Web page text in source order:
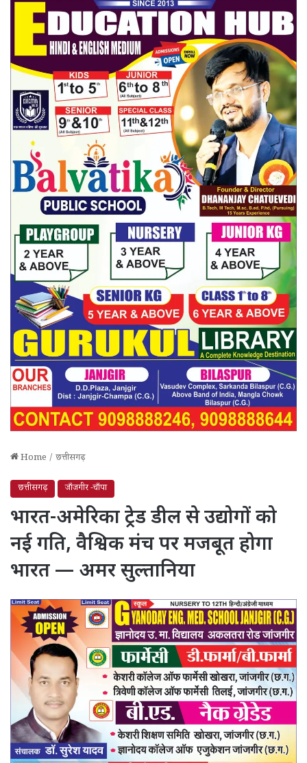
Home / छत्तीसगढ़
छत्तीसगढ़ जाँजगीर -चाँपा
भारत-अमेरिका ट्रेड डील से उद्योगों को
नई गति, वैश्विक मंच पर मजबूत होगा
भारत — अमर सुल्तानिया